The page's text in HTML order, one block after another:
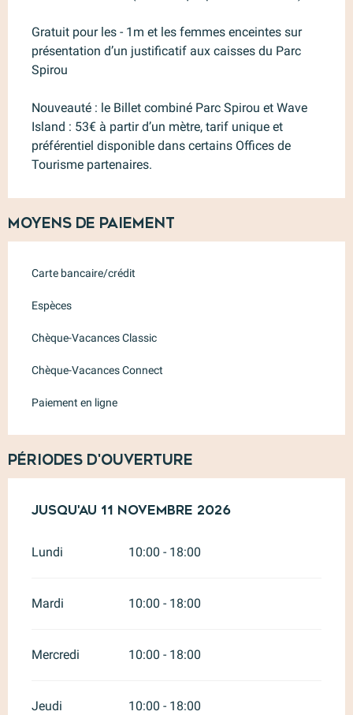
Gratuit pour les - 1m et les femmes enceintes sur
présentation d’un justificatif aux caisses du Parc
Spirou
Nouveauté : le Billet combiné Parc Spirou et Wave
Island : 53€ à partir d’un mètre, tarif unique et
préférentiel disponible dans certains Offices de
Tourisme partenaires.
Moyens de paiement
Carte bancaire/crédit
Espèces
Chèque-Vacances Classic
Chèque-Vacances Connect
Paiement en ligne
Périodes d'ouverture
Du4 avril 2026au11 novembre 2026
Jusqu'au 11 novembre 2026
Lundi 10:00 - 18:00
Mardi 10:00 - 18:00
Mercredi 10:00 - 18:00
Jeudi 10:00 - 18:00